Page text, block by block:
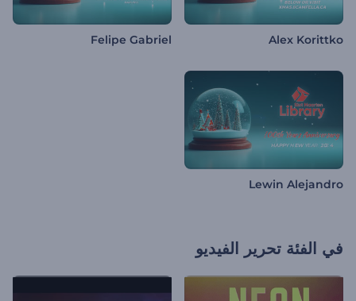
Alex Korittko
Felipe Gabriel
Lewin Alejandro
في الفئة تحرير الفيديو